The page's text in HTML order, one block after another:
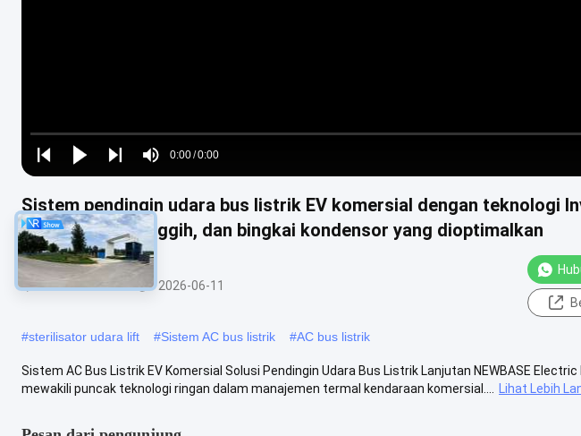
Play
Play
Play
Mute
Time
0:00/0:00
Loaded:
0%
Sistem pendingin udara bus listrik EV komersial dengan teknologi
SMC / LFT-D canggih, dan bingkai kondensor yang dioptimalkan
AC Bus Listrik 2026-06-11
#sterilisator udara lift #Sistem AC bus listrik #AC bus listrik
Sistem AC Bus Listrik EV Komersial Solusi Pendingin Udara Bus Listrik Lanjutan NEWBASE
mewakili puncak teknologi ringan dalam manajemen termal kendaraan komersial....
Lihat Lebih